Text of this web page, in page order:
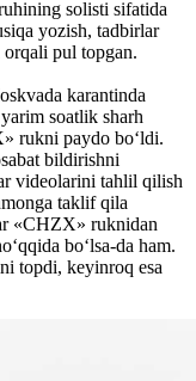
solisti sifatida
yozish, tadbirlar
orqali pul topgan.
karantinda
soatlik sharh
rukni paydo bo‘ldi.
bildirishni
videolarini tahlil qilish
taklif qila
«CHZX» ruknidan
bo‘lsa-da ham.
topdi, keyinroq esa